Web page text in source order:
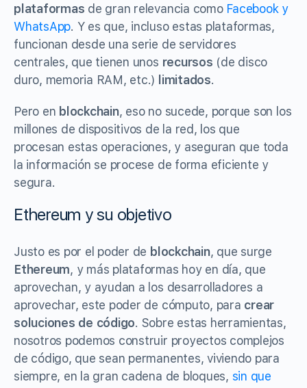
plataformas de gran relevancia como Facebook y
WhatsApp. Y es que, incluso estas plataformas,
funcionan desde una serie de servidores
centrales, que tienen unos recursos (de disco
duro, memoria RAM, etc.) limitados.
Pero en blockchain, eso no sucede, porque son los
millones de dispositivos de la red, los que
procesan estas operaciones, y aseguran que toda
la información se procese de forma eficiente y
segura.
Ethereum y su objetivo
Justo es por el poder de blockchain, que surge
Ethereum, y más plataformas hoy en día, que
aprovechan, y ayudan a los desarrolladores a
aprovechar, este poder de cómputo, para crear
soluciones de código. Sobre estas herramientas,
nosotros podemos construir proyectos complejos
de código, que sean permanentes, viviendo para
siempre, en la gran cadena de bloques, sin que